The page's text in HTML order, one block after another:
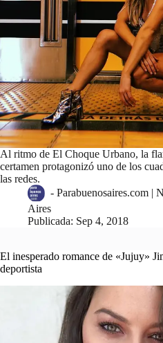
Al ritmo de El Choque Urbano, la
certamen protagonizó uno de los
las redes.
- Parabuenosaires.com |
Aires
Publicada: Sep 4, 2018
El inesperado romance de «Jujuy»
deportista